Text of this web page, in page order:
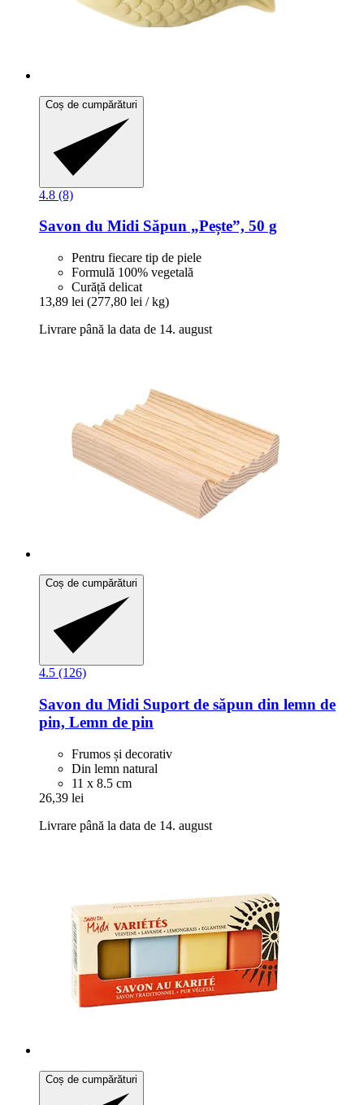
Coș de cumpărături
4.8 (8)
Savon du Midi Săpun „Pește”, 50 g
Pentru fiecare tip de piele
Formulă 100% vegetală
Curăță delicat
13,89 lei (277,80 lei / kg)
Livrare până la data de 14. august
Coș de cumpărături
4.5 (126)
Savon du Midi Suport de săpun din lemn de
pin, Lemn de pin
Frumos și decorativ
Din lemn natural
11 x 8.5 cm
26,39 lei
Livrare până la data de 14. august
Coș de cumpărături